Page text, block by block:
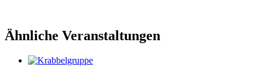
Ähnliche Veranstaltungen